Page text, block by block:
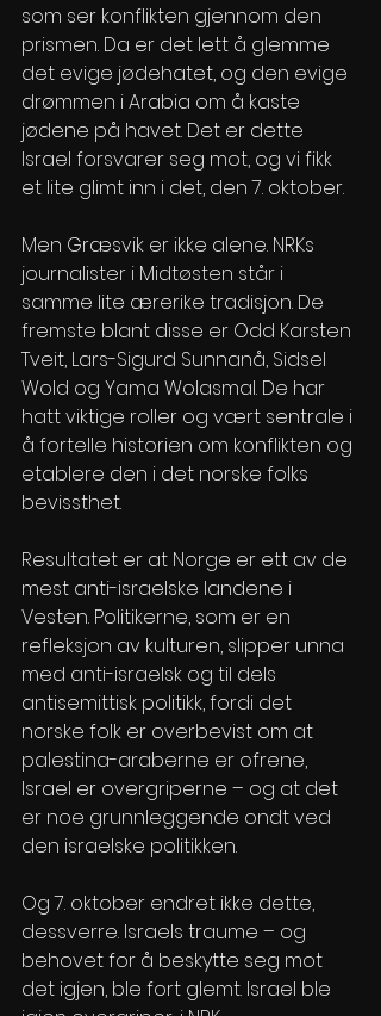
som ser konflikten gjennom den
prismen. Da er det lett å glemme
det evige jødehatet, og den evige
drømmen i Arabia om å kaste
jødene på havet. Det er dette
Israel forsvarer seg mot, og vi fikk
et lite glimt inn i det, den 7. oktober.
Men Græsvik er ikke alene. NRKs
journalister i Midtøsten står i
samme lite ærerike tradisjon. De
fremste blant disse er Odd Karsten
Tveit, Lars-Sigurd Sunnanå, Sidsel
Wold og Yama Wolasmal. De har
hatt viktige roller og vært sentrale i
å fortelle historien om konflikten og
etablere den i det norske folks
bevissthet.
Resultatet er at Norge er ett av de
mest anti-israelske landene i
Vesten. Politikerne, som er en
refleksjon av kulturen, slipper unna
med anti-israelsk og til dels
antisemittisk politikk, fordi det
norske folk er overbevist om at
palestina-araberne er ofrene,
Israel er overgriperne – og at det
er noe grunnleggende ondt ved
den israelske politikken.
Og 7. oktober endret ikke dette,
dessverre. Israels traume – og
behovet for å beskytte seg mot
det igjen, ble fort glemt. Israel ble